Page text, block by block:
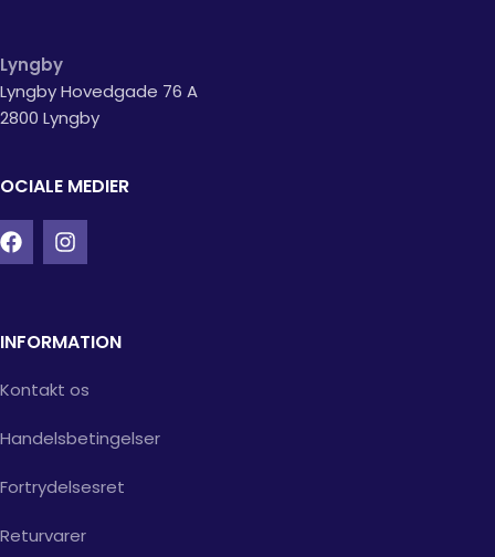
Lyngby
Lyngby Hovedgade 76 A
2800 Lyngby
MEDIER
INFORMATION
Kontakt os
Handelsbetingelser
Fortrydelsesret
Returvarer